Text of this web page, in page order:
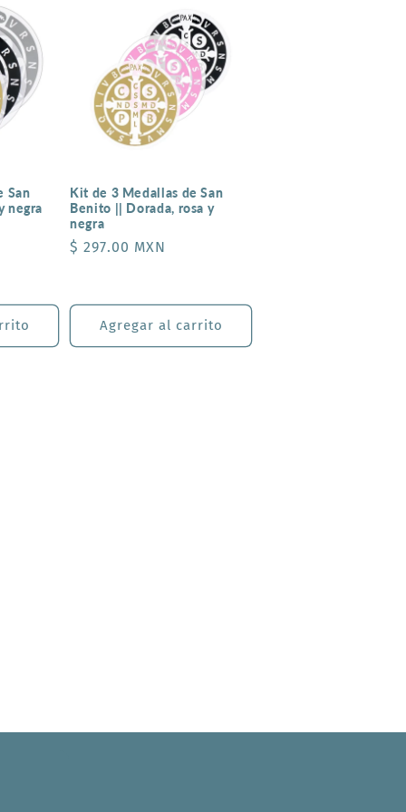
San
negra
Kit de 3 Medallas de San
Benito || Dorada, rosa y
negra
Precio
$ 297.00 MXN
Agregar al carrito